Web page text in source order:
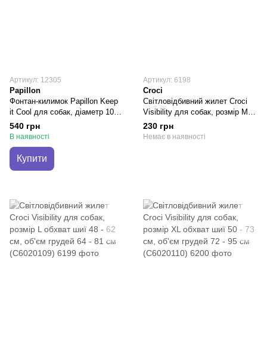
Артикул: 12305
Papillon
Фонтан-килимок Papillon Keep
it Cool для собак, діаметр 100
см
540 грн
В наявності
Купити
Артикул: 6198
Croci
Світловідбивний жилет Croci
Visibility для собак, розмір М,
обхват шиї 42 - 50 см, об'єм
грудей 50 - 68 см (C6020108)
230 грн
Немає в наявності